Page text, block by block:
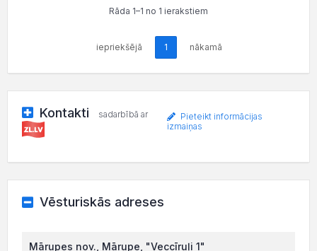
Rāda 1–1 no 1 ierakstiem
iepriekšējā 1 nākamā
Kontakti sadarbībā ar
Pieteikt informācijas
izmaiņas
Vēsturiskās adreses
Mārupes nov., Mārupe, "Veccīruļi 1"